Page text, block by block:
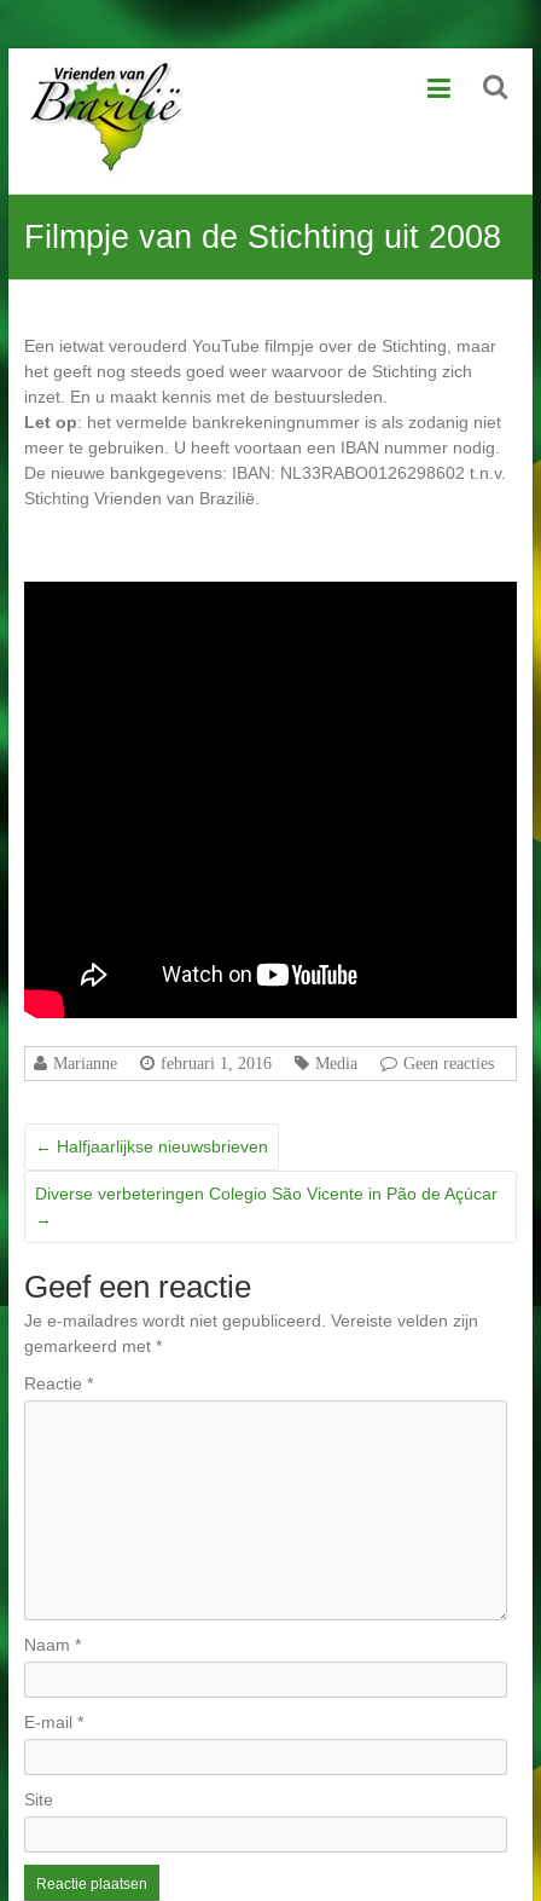
naarVrienden
van
Brazilië
van
leven,
kinderen
dat
ook
beleven
Filmpje van de Stichting uit 2008
Een ietwat verouderd YouTube filmpje over de Stichting, maar
het geeft nog steeds goed weer waarvoor de Stichting zich
inzet. En u maakt kennis met de bestuursleden.
Let op: het vermelde bankrekeningnummer is als zodanig niet
meer te gebruiken. U heeft voortaan een IBAN nummer nodig.
De nieuwe bankgegevens: IBAN: NL33RABO0126298602 t.n.v.
Stichting Vrienden van Brazilië.
Marianne februari 1, 2016 Media Geen reacties
← Halfjaarlijkse nieuwsbrieven
Diverse verbeteringen Colegio São Vicente in Pão de Açúcar
→
Geef een reactie
Je e-mailadres wordt niet gepubliceerd. Vereiste velden zijn
gemarkeerd met *
Reactie *
Naam *
E-mail *
Site